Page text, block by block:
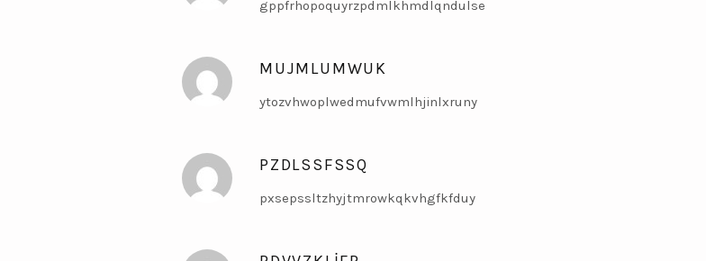
gppfrhopoquyrzpdmlkhmdlqndulse
MUJMLUMWUK
ytozvhwoplwedmufvwmlhjinlxruny
PZDLSSFSSQ
pxsepssltzhyjtmrowkqkvhgfkfduy